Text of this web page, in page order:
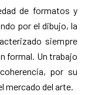
de formatos y
por el dibujo, la
siempre
formal. Un trabajo
por su
mercado del arte.